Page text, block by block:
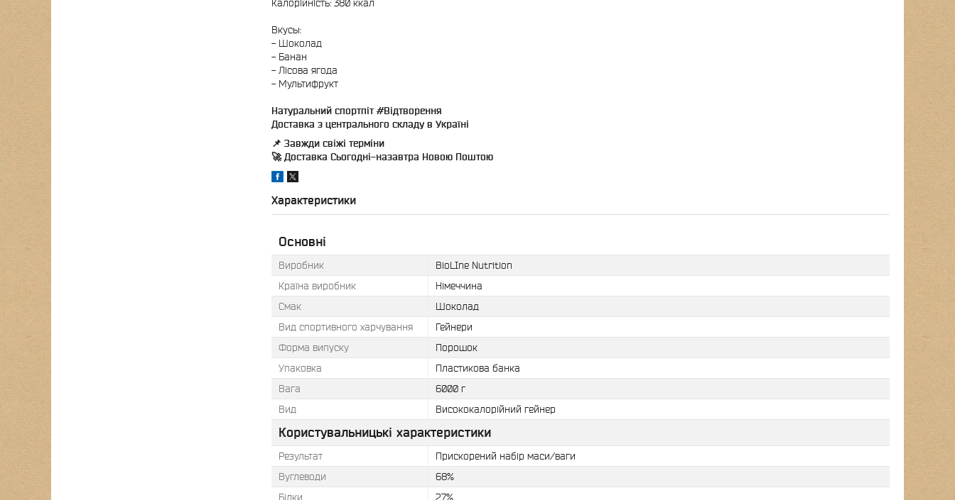
Калорійність: 380 ккал
Вкусы:
- Шоколад
- Банан
- Лісова ягода
- Мультифрукт
Натуральний спортпіт #Відтворення
Доставка з центрального складу в Україні
📌 Завжди свіжі терміни
🚀 Доставка Сьогодні-назавтра Новою Поштою
Характеристики
Основні
Виробник
BioLIne Nutrition
Країна виробник
Німеччина
Смак
Шоколад
Вид спортивного харчування
Гейнери
Форма випуску
Порошок
Упаковка
Пластикова банка
Вага
6000 г
Вид
Висококалорійний гейнер
Користувальницькі характеристики
Результат
Прискорений набір маси/ваги
Вуглеводи
68%
Білки
27%